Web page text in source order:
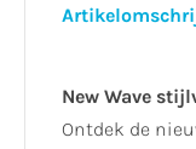
New Wave
Ontdek de